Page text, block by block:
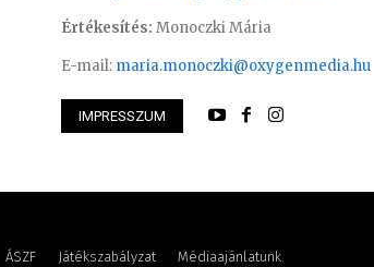
Süli Gabriella – sales manager
Értékesítés: Monoczki Mária
E-mail: maria.monoczki@oxygenmedia.hu
IMPRESSZUM
ÁSZF Játékszabályzat Médiaajánlatunk